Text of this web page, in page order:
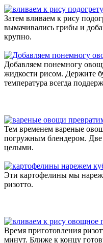
Затем вливаем к рису
вымачивались грибы и
крупно.
Добавляем понемногу
жидкости рисом. Держите
температура всегда
Тем временем вареные
погружным блендером.
целыми.
Эти картофелины мы
ризотто.
Время приготовления
минут. Ближе к концу